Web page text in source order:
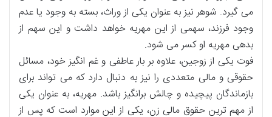
می گیرد. شوهر نیز به عنوان یکی از وراث، بسته به وجود یا عدم
وجود فرزند، سهمی از این مهریه خواهد داشت و این سهم از
بدهی مهریه او کسر می شود.
فوت یکی از زوجین، علاوه بر بار عاطفی و غم انگیز خود، مسائل
حقوقی و مالی متعددی را نیز به دنبال دارد که می تواند برای
بازماندگان پیچیده و چالش برانگیز باشد. مهریه، به عنوان یکی
از مهم ترین حقوق مالی زن، یکی از این موارد است که پس از